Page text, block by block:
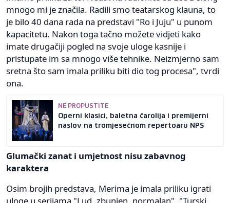
mnogo mi je značila. Radili smo teatarskog klauna, to
je bilo 40 dana rada na predstavi "Ro i Juju" u punom
kapacitetu. Nakon toga tačno možete vidjeti kako
imate drugačiji pogled na svoje uloge kasnije i
pristupate im sa mnogo više tehnike. Neizmjerno sam
sretna što sam imala priliku biti dio tog procesa", tvrdi
ona.
NE PROPUSTITE
Operni klasici, baletna čarolija i premijerni
naslov na tromjesečnom repertoaru NPS
Glumački zanat i umjetnost nisu zabavnog
karaktera
Osim brojih predstava, Merima je imala priliku igrati